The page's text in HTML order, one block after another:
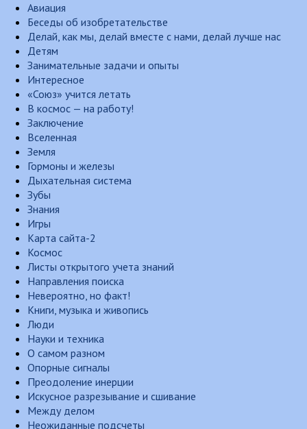
Авиация
Беседы об изобретательстве
Делай, как мы, делай вместе с нами, делай лучше нас
Детям
Занимательные задачи и опыты
Интересное
«Союз» учится летать
В космос — на работу!
Заключение
Вселенная
Земля
Гормоны и железы
Дыхательная система
Зубы
Знания
Игры
Карта сайта-2
Космос
Листы открытого учета знаний
Направления поиска
Невероятно, но факт!
Книги, музыка и живопись
Люди
Науки и техника
О самом разном
Опорные сигналы
Преодоление инерции
Искусное разрезывание и сшивание
Между делом
Неожиданные подсчеты